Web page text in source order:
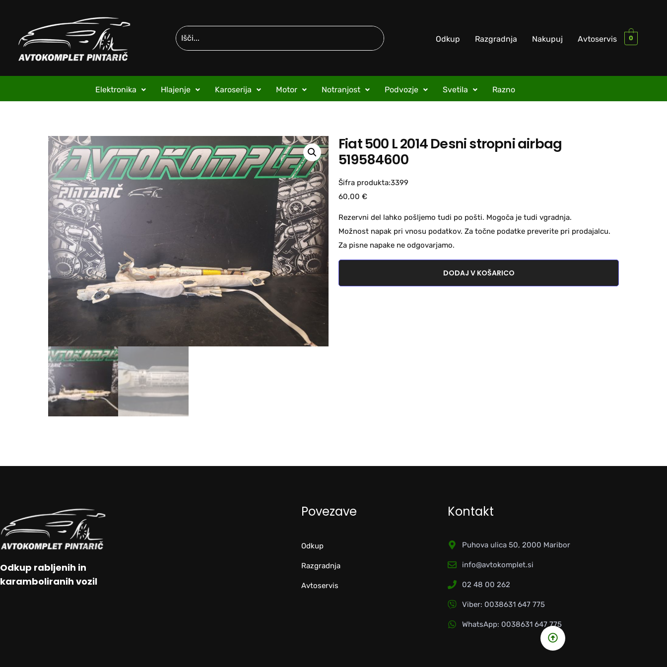
Odkup Razgradnja Nakupuj Avtoservis 0
Elektronika Hlajenje Karoserija Motor Notranjost Podvozje Svetila Razno
Fiat 500 L 2014 Desni stropni airbag
519584600
Šifra produkta:3399
60,00 €
Rezervni del lahko pošljemo tudi po pošti. Mogoča je tudi vgradnja.
Možnost napak pri vnosu podatkov. Za točne podatke preverite pri prodajalcu.
Za pisne napake ne odgovarjamo.
DODAJ V KOŠARICO
Odkup rabljenih in
karamboliranih vozil
Povezave
Odkup
Razgradnja
Avtoservis
Kontakt
Puhova ulica 50, 2000 Maribor
info@avtokomplet.si
02 48 00 262
Viber: 0038631 647 775
WhatsApp: 0038631 647 775